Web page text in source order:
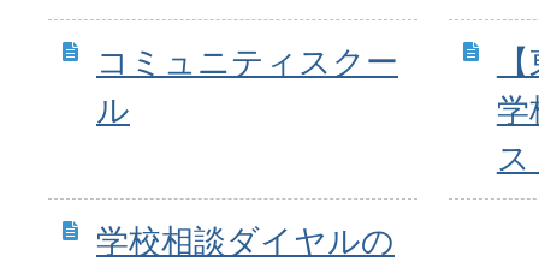
コミュニティスクー
ル
学
ス
学校相談ダイヤルの